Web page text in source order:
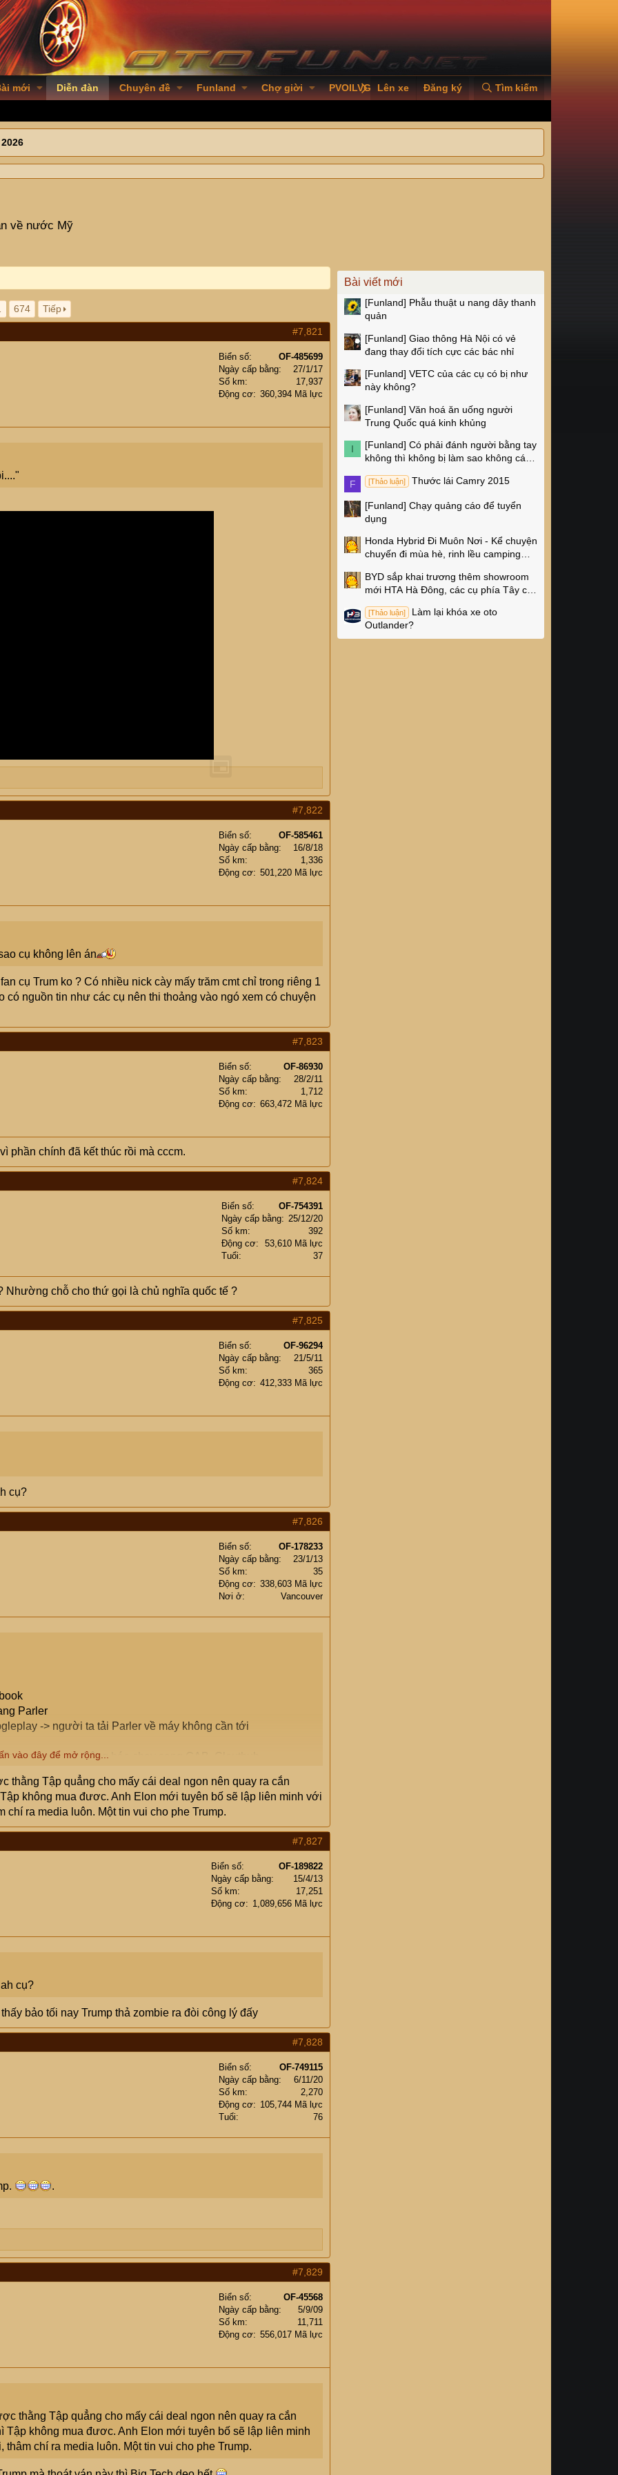
mới Diễn đàn Chuyên đề Funland Chợ giời PVOILVGC2026
Lên xe Đăng ký Tìm kiếm
về nước Mỹ
674 Tiếp
#7,821
Biển số
OF-485699
Ngày cấp bằng
27/1/17
Số km
17,937
Động cơ
360,394 Mã lực
#7,822
Biển số
OF-585461
Ngày cấp bằng
16/8/18
Số km
1,336
Động cơ
501,220 Mã lực
cụ không lên án
cụ Trum ko ? Có nhiều nick cày mấy trăm cmt chỉ trong riêng 1
nguồn tin như các cụ nên thi thoảng vào ngó xem có chuyện
#7,823
Biển số
OF-86930
Ngày cấp bằng
28/2/11
Số km
1,712
Động cơ
663,472 Mã lực
phần chính đã kết thúc rồi mà cccm.
#7,824
Biển số
OF-754391
Ngày cấp bằng
25/12/20
Số km
392
Động cơ
53,610 Mã lực
Tuổi
37
Nhường chỗ cho thứ gọi là chủ nghĩa quốc tế ?
#7,825
Biển số
OF-96294
Ngày cấp bằng
21/5/11
Số km
365
Động cơ
412,333 Mã lực
cụ?
#7,826
Biển số
OF-178233
Ngày cấp bằng
23/1/13
Số km
35
Động cơ
338,603 Mã lực
Nơi ở
Vancouver
Parler
-> người ta tải Parler về máy không cần tới
được thông báo chạy sang GAB, Clouthub.
hóa national broadcast. -> Trumpers được khuyên TURN
vào đây để mở rộng...
thằng Tập quẳng cho mấy cái deal ngon nên quay ra cắn
không mua đươc. Anh Elon mới tuyên bố sẽ lập liên minh với
chí ra media luôn. Một tin vui cho phe Trump.
#7,827
Biển số
OF-189822
Ngày cấp bằng
15/4/13
Số km
17,251
Động cơ
1,089,656 Mã lực
cụ?
bảo tối nay Trump thả zombie ra đòi công lý đấy
#7,828
Biển số
OF-749115
Ngày cấp bằng
6/11/20
Số km
2,270
Động cơ
105,744 Mã lực
Tuổi
76
.
#7,829
Biển số
OF-45568
Ngày cấp bằng
5/9/09
Số km
11,711
Động cơ
556,017 Mã lực
thằng Tập quẳng cho mấy cái deal ngon nên quay ra cắn
Tập không mua đươc. Anh Elon mới tuyên bố sẽ lập liên minh
chí ra media luôn. Một tin vui cho phe Trump.
Bài viết mới
[Funland] Phẫu thuật u nang dây thanh
quản
[Funland] Giao thông Hà Nội có vẻ
đang thay đổi tích cực các bác nhỉ
[Funland] VETC của các cụ có bị như
này không?
[Funland] Văn hoá ăn uống người
Trung Quốc quá kinh khủng
I [Funland] Có phải đánh người bằng tay
không thì không bị làm sao không các
F
[Thảo luận] Thước lái Camry 2015
[Funland] Chạy quảng cáo để tuyển
dụng
Honda Hybrid Đi Muôn Nơi - Kể chuyện
chuyến đi mùa hè, rinh lều camping
BYD sắp khai trương thêm showroom
mới HTA Hà Đông, các cụ phía Tây có
[Thảo luận]
Làm lại khóa xe oto
Outlander?